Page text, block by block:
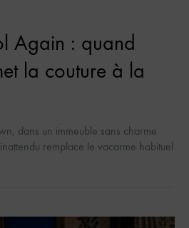
Again : quand
la couture à la
dans un immeuble sans charme
remplace le vacarme habituel
: celui des machines à coudre. Ici,